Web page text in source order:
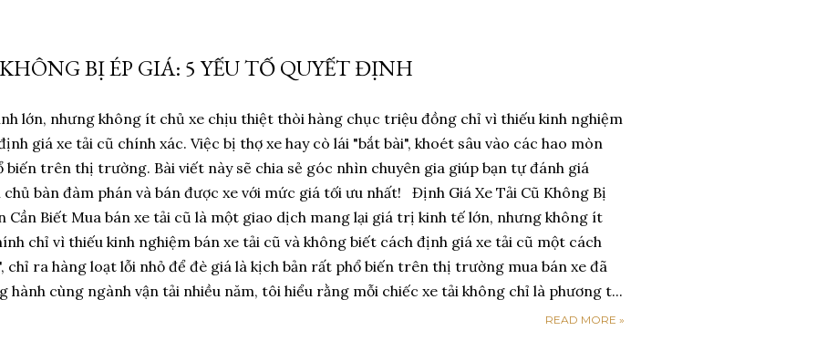
BỊ ÉP GIÁ: 5 YẾU TỐ QUYẾT ĐỊNH
lớn, nhưng không ít chủ xe chịu thiệt thòi hàng chục triệu đồng chỉ vì thiếu kinh nghiệm
giá xe tải cũ chính xác. Việc bị thợ xe hay cò lái "bắt bài", khoét sâu vào các hao mòn
biến trên thị trường. Bài viết này sẽ chia sẻ góc nhìn chuyên gia giúp bạn tự đánh giá
bàn đàm phán và bán được xe với mức giá tối ưu nhất! Định Giá Xe Tải Cũ Không Bị
Cần Biết Mua bán xe tải cũ là một giao dịch mang lại giá trị kinh tế lớn, nhưng không ít
chỉ vì thiếu kinh nghiệm bán xe tải cũ và không biết cách định giá xe tải cũ một cách
chỉ ra hàng loạt lỗi nhỏ để đè giá là kịch bản rất phổ biến trên thị trường mua bán xe đã
hành cùng ngành vận tải nhiều năm, tôi hiểu rằng mỗi chiếc xe tải không chỉ là phương t...
READ MORE »